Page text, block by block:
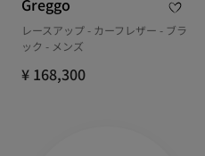
Greggo
レースアップ - カーフレザー - ブラ
ック - メンズ
¥ 168,300